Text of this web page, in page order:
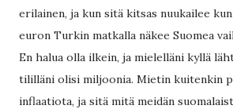
erilainen, ja kun sitä kitsas nuukailee
euron Turkin matkalla näkee Suomea
En halua olla ilkein, ja mielelläni kyllä
tililläni olisi miljoonia. Mietin kuitenkin
inflaatiota, ja sitä mitä meidän